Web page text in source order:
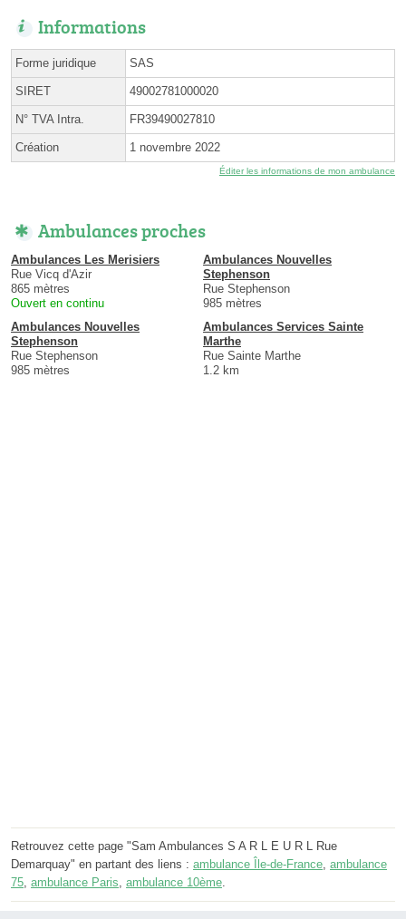
Informations
Forme juridique SAS
SIRET 49002781000020
N° TVA Intra. FR39490027810
Création 1 novembre 2022
Éditer les informations de mon ambulance
Ambulances proches
Ambulances Les Merisiers
Rue Vicq d'Azir
865 mètres
Ouvert en continu
Ambulances Nouvelles
Stephenson
Rue Stephenson
985 mètres
Ambulances Nouvelles
Stephenson
Rue Stephenson
985 mètres
Ambulances Services Sainte
Marthe
Rue Sainte Marthe
1.2 km
Retrouvez cette page "Sam Ambulances S A R L E U R L Rue
Demarquay" en partant des liens : ambulance Île-de-France ambulance
75 ambulance Paris ambulance 10ème